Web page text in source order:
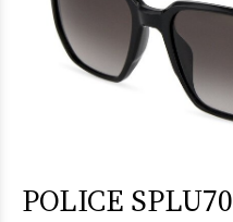
POLICE SPLU70